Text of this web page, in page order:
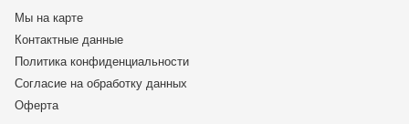
Мы на карте
Контактные данные
Политика конфиденциальности
Согласие на обработку данных
Оферта